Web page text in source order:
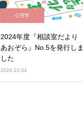
心理学
2024年度『相談室だより
あおぞら』No.5を発行しま
した
2024.10.04